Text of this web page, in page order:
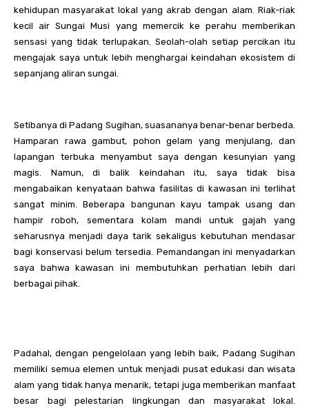
kehidupan masyarakat lokal yang akrab dengan alam. Riak-riak
kecil air Sungai Musi yang memercik ke perahu memberikan
sensasi yang tidak terlupakan. Seolah-olah setiap percikan itu
mengajak saya untuk lebih menghargai keindahan ekosistem di
sepanjang aliran sungai.
Setibanya di Padang Sugihan, suasananya benar-benar berbeda.
Hamparan rawa gambut, pohon gelam yang menjulang, dan
lapangan terbuka menyambut saya dengan kesunyian yang
magis. Namun, di balik keindahan itu, saya tidak bisa
mengabaikan kenyataan bahwa fasilitas di kawasan ini terlihat
sangat minim. Beberapa bangunan kayu tampak usang dan
hampir roboh, sementara kolam mandi untuk gajah yang
seharusnya menjadi daya tarik sekaligus kebutuhan mendasar
bagi konservasi belum tersedia. Pemandangan ini menyadarkan
saya bahwa kawasan ini membutuhkan perhatian lebih dari
berbagai pihak.
Padahal, dengan pengelolaan yang lebih baik, Padang Sugihan
memiliki semua elemen untuk menjadi pusat edukasi dan wisata
alam yang tidak hanya menarik, tetapi juga memberikan manfaat
besar bagi pelestarian lingkungan dan masyarakat lokal.